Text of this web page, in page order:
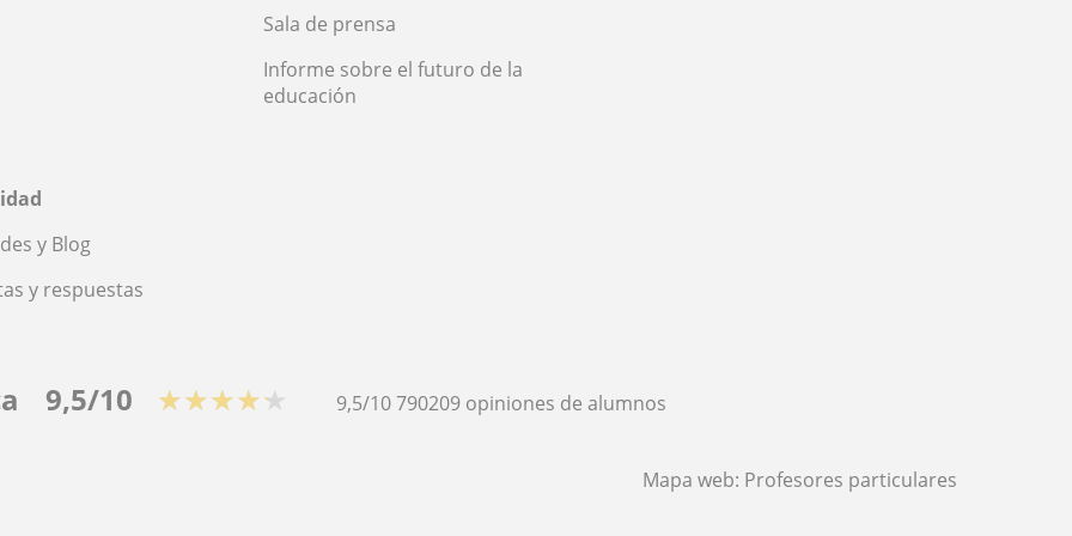
Sala de prensa
Informe sobre el futuro de la
educación
y Blog
y respuestas
9,5/10 ★★★★★ 9,5/10790209 opiniones de alumnos
Mapa web: Profesores particulares